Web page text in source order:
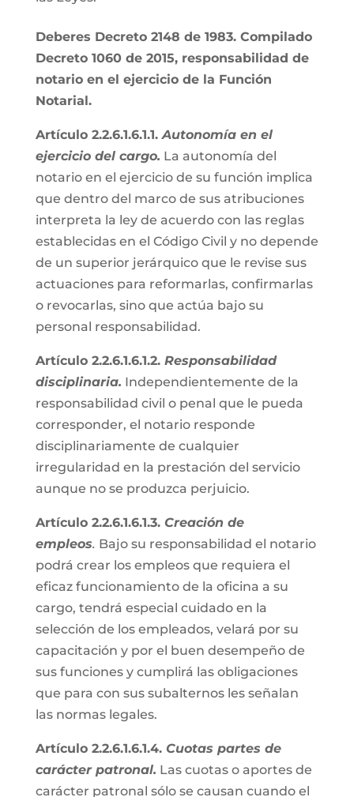
Deberes Decreto 2148 de 1983. Compilado
Decreto 1060 de 2015, responsabilidad de
notario en el ejercicio de la Función
Notarial.
Artículo 2.2.6.1.6.1.1.Autonomía en el
ejercicio del cargo. La autonomía del
notario en el ejercicio de su función implica
que dentro del marco de sus atribuciones
interpreta la ley de acuerdo con las reglas
establecidas en el Código Civil y no depende
de un superior jerárquico que le revise sus
actuaciones para reformarlas, confirmarlas
o revocarlas, sino que actúa bajo su
personal responsabilidad.
Artículo 2.2.6.1.6.1.2.Responsabilidad
disciplinaria. Independientemente de la
responsabilidad civil o penal que le pueda
corresponder, el notario responde
disciplinariamente de cualquier
irregularidad en la prestación del servicio
aunque no se produzca perjuicio.
Artículo 2.2.6.1.6.1.3. Creación de
empleos. Bajo su responsabilidad el notario
podrá crear los empleos que requiera el
eficaz funcionamiento de la oficina a su
cargo, tendrá especial cuidado en la
selección de los empleados, velará por su
capacitación y por el buen desempeño de
sus funciones y cumplirá las obligaciones
que para con sus subalternos les señalan
las normas legales.
Artículo 2.2.6.1.6.1.4. Cuotas partes de
carácter patronal. Las cuotas o aportes de
carácter patronal sólo se causan cuando el